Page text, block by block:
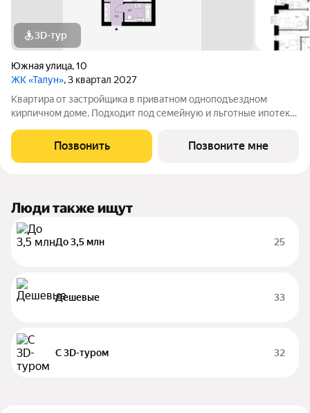
3D-тур
Южная улица,10
ЖК «Талун», 3 квартал 2027
Квартира от застройщика в приватном одноподъездном
кирпичном доме. Подходит под семейную и льготные ипотеки.
гарантия безопасности. Студия свободной планировки с
кухней-нишей, французским
Позвонить Позвоните мне
Люди также ищут
До 3,5 млн 25
Дешевые 33
С 3D-туром 32